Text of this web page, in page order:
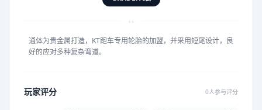
“
通体为贵金属打造，KT跑车专用轮胎的加盟，并采用短尾设计，良
好的应对多种复杂弯道。
玩家评分 0人参与评分
★★★★★★
手感 5.0分